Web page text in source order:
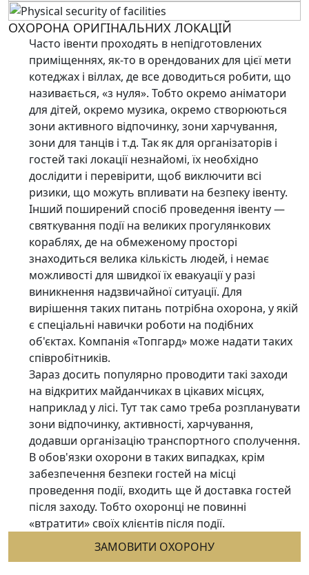
ОХОРОНА ОРИГІНАЛЬНИХ ЛОКАЦІЙ
Часто івенти проходять в непідготовлених
приміщеннях, як-то в орендованих для цієї мети
котеджах і віллах, де все доводиться робити, що
називається, «з нуля». Тобто окремо аніматори
для дітей, окремо музика, окремо створюються
зони активного відпочинку, зони харчування,
зони для танців і т.д. Так як для організаторів і
гостей такі локації незнайомі, їх необхідно
дослідити і перевірити, щоб виключити всі
ризики, що можуть впливати на безпеку івенту.
Інший поширений спосіб проведення івенту —
святкування події на великих прогулянкових
кораблях, де на обмеженому просторі
знаходиться велика кількість людей, і немає
можливості для швидкої їх евакуації у разі
виникнення надзвичайної ситуації. Для
вирішення таких питань потрібна охорона, у якій
є спеціальні навички роботи на подібних
об'єктах. Компанія «Топгард» може надати таких
співробітників.
Зараз досить популярно проводити такі заходи
на відкритих майданчиках в цікавих місцях,
наприклад у лісі. Тут так само треба розпланувати
зони відпочинку, активності, харчування,
додавши організацію транспортного сполучення.
В обов'язки охорони в таких випадках, крім
забезпечення безпеки гостей на місці
проведення події, входить ще й доставка гостей
після заходу. Тобто охоронці не повинні
«втратити» своїх клієнтів після події.
ЗАМОВИТИ ОХОРОНУ